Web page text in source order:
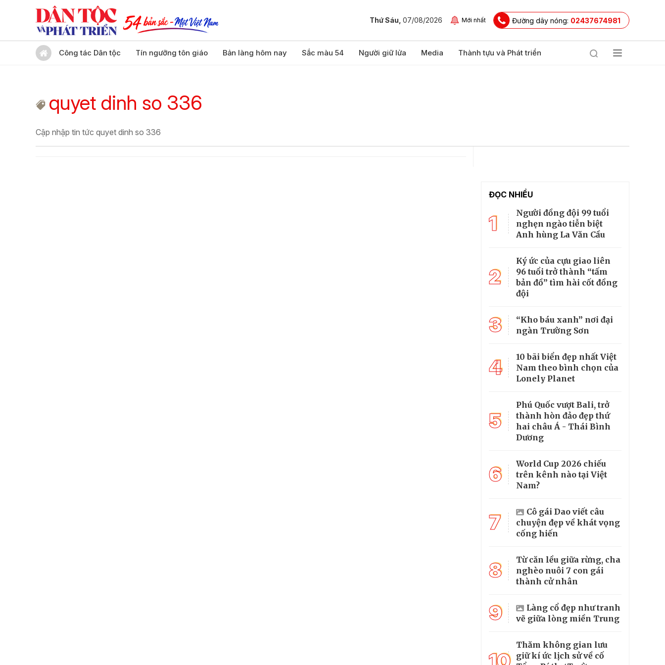
Thứ Sáu, 07/08/2026 Mới nhất Đường dây nóng: 02437674981
Công tác Dân tộc Tín ngưỡng tôn giáo Bản làng hôm nay Sắc màu 54 Người giữ lửa Media Thành tựu và Phát triển
quyet dinh so 336
Cập nhập tin tức quyet dinh so 336
ĐỌC NHIỀU
1
Người đồng đội 99 tuổi
nghẹn ngào tiễn biệt
Anh hùng La Văn Cầu
2
Ký ức của cựu giao liên
96 tuổi trở thành “tấm
bản đồ” tìm hài cốt đồng
đội
3
“Kho báu xanh” nơi đại
ngàn Trường Sơn
4
10 bãi biển đẹp nhất Việt
Nam theo bình chọn của
Lonely Planet
5
Phú Quốc vượt Bali, trở
thành hòn đảo đẹp thứ
hai châu Á - Thái Bình
Dương
6
World Cup 2026 chiếu
trên kênh nào tại Việt
Nam?
7
Cô gái Dao viết câu
chuyện đẹp về khát vọng
cống hiến
8
Từ căn lều giữa rừng, cha
nghèo nuôi 7 con gái
thành cử nhân
9
Làng cổ đẹp như tranh
vẽ giữa lòng miền Trung
Thăm không gian lưu
giữ kí ức lịch sử về cố